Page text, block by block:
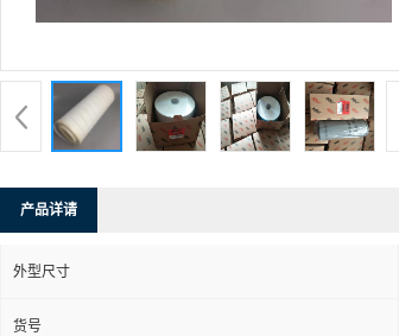
产品详请
外型尺寸
货号